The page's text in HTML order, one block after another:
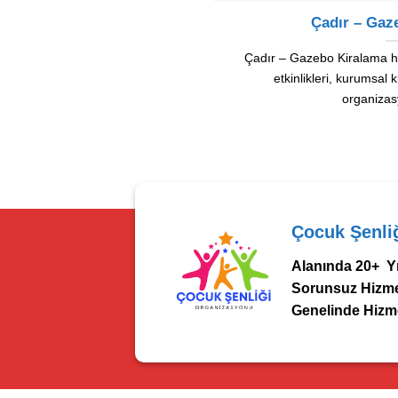
Çadır –
Çadır – Gazebo Kiralama
etkinlikleri, kurumsal
Çocuk
Alanında 20+
Sorunsuz
Genelinde